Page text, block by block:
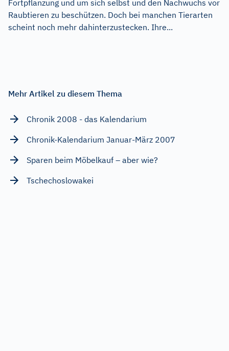
Fortpflanzung und um sich selbst und den Nachwuchs vor
Raubtieren zu beschützen. Doch bei manchen Tierarten
scheint noch mehr dahinterzustecken. Ihre...
Mehr Artikel zu diesem Thema
Chronik 2008 - das Kalendarium
Chronik-Kalendarium Januar-März 2007
Sparen beim Möbelkauf – aber wie?
Tschechoslowakei